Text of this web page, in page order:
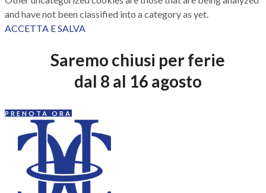
and have not been classified into a category as yet.
ACCETTA E SALVA
Saremo chiusi per ferie
dal 8 al 16 agosto
PRENOTA ORA